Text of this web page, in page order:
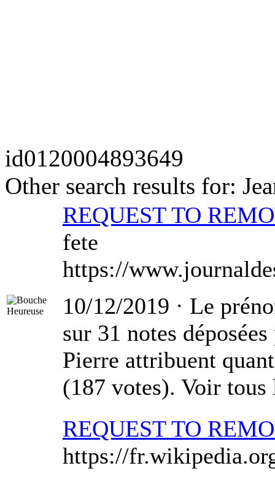
id0120004893649
Other search results for:
REQUEST TO
fete
https://
10/12/2019 · Le
sur 31 notes
Pierre attribuent
(187 votes). Voir
REQUEST TO
https://